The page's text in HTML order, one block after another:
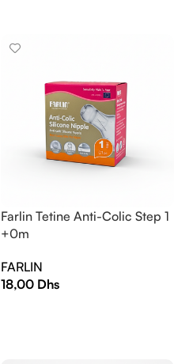
Farlin Tetine Anti-Colic Step 1
+0m
FARLIN
18,00 Dhs